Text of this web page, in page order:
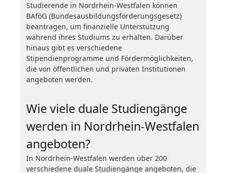
Studierende in Nordrhein-Westfalen können
BAföG (Bundesausbildungsförderungsgesetz)
beantragen, um finanzielle Unterstützung
während ihres Studiums zu erhalten. Darüber
hinaus gibt es verschiedene
Stipendienprogramme und Fördermöglichkeiten,
die von öffentlichen und privaten Institutionen
angeboten werden.
Wie viele duale Studiengänge
werden in Nordrhein-Westfalen
angeboten?
In Nordrhein-Westfalen werden über 200
verschiedene duale Studiengänge angeboten, die